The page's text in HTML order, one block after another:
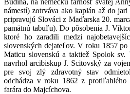
námestí) zotrváva ako kaplán až do
pripravujú Slováci z Maďarska 20.
pamätnú tabuľu). Do pôsobenia J.
ktoré ho zaradili medzi
slovenských dejateľov. V roku 1857
Maticu slovenskú a taktiež Spolok
navrhol arcibiskup J. Scitovský za
pre svoj zlý zdravotný stav
odchádza v roku 1862 z protiľahlého
farára do Majcíchova.